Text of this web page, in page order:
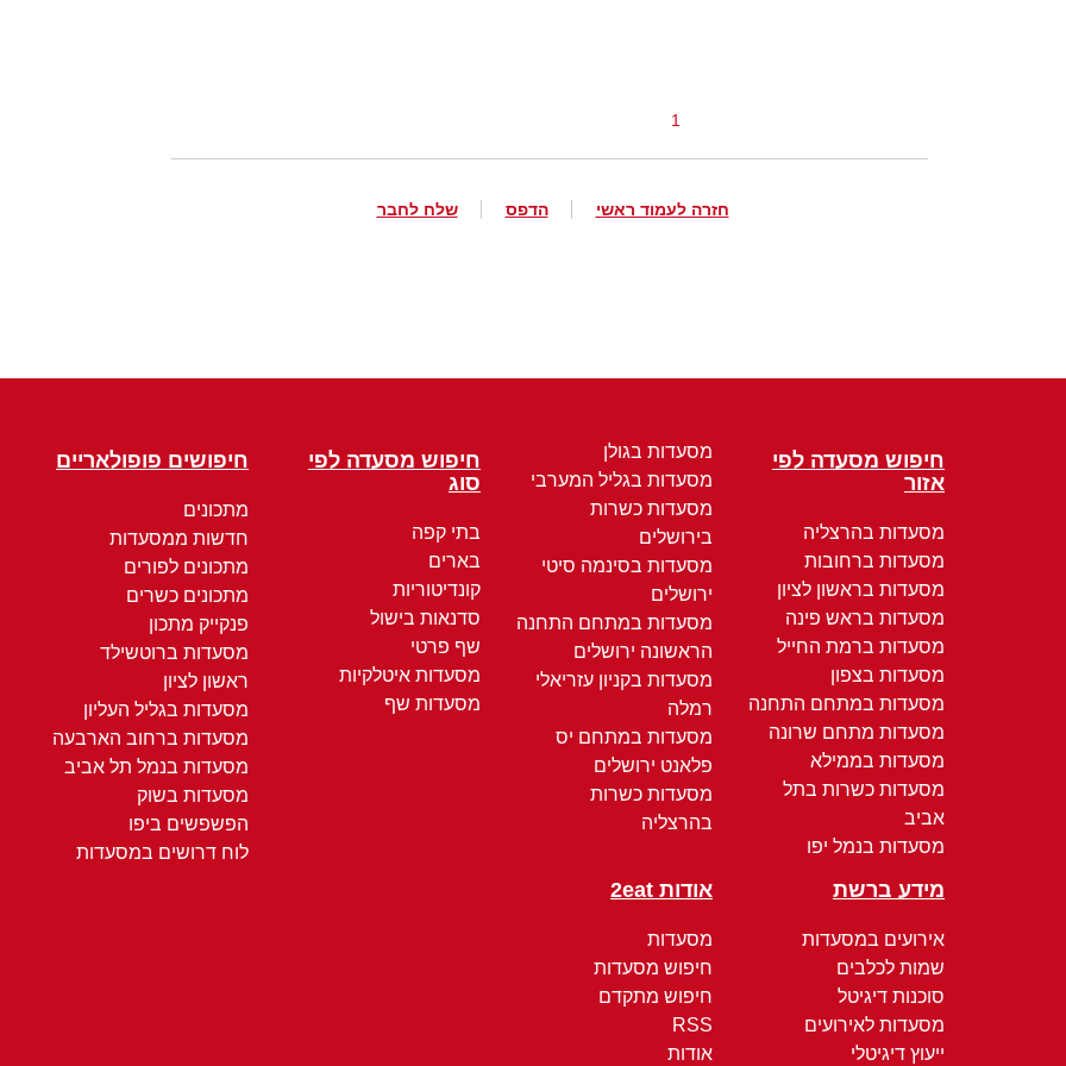
1
חזרה לעמוד ראשי הדפס שלח לחבר
חיפוש מסעדה לפי
אזור
מסעדות בהרצליה
מסעדות ברחובות
מסעדות בראשון לציון
מסעדות בראש פינה
מסעדות ברמת החייל
מסעדות בצפון
מסעדות במתחם התחנה
מסעדות מתחם שרונה
מסעדות בממילא
מסעדות כשרות בתל
אביב
מסעדות בנמל יפו
מסעדות בגולן
מסעדות בגליל המערבי
מסעדות כשרות
בירושלים
מסעדות בסינמה סיטי
ירושלים
מסעדות במתחם התחנה
הראשונה ירושלים
מסעדות בקניון עזריאלי
רמלה
מסעדות במתחם יס
פלאנט ירושלים
מסעדות כשרות
בהרצליה
חיפוש מסעדה לפי
סוג
בתי קפה
בארים
קונדיטוריות
סדנאות בישול
שף פרטי
מסעדות איטלקיות
מסעדות שף
חיפושים פופולאריים
מתכונים
חדשות ממסעדות
מתכונים לפורים
מתכונים כשרים
פנקייק מתכון
מסעדות ברוטשילד
ראשון לציון
מסעדות בגליל העליון
מסעדות ברחוב הארבעה
מסעדות בנמל תל אביב
מסעדות בשוק
הפשפשים ביפו
לוח דרושים במסעדות
מידע ברשת
אירועים במסעדות
שמות לכלבים
סוכנות דיגיטל
מסעדות לאירועים
ייעוץ דיגיטלי
אודות 2eat
מסעדות
חיפוש מסעדות
חיפוש מתקדם
RSS
אודות